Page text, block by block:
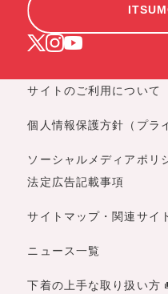
サイトのご利用について
個人情報保護方針（プラ
ソーシャルメディアポリ
法定広告記載事項
サイトマップ・関連サイ
ニュース一覧
下着の上手な取り扱い方